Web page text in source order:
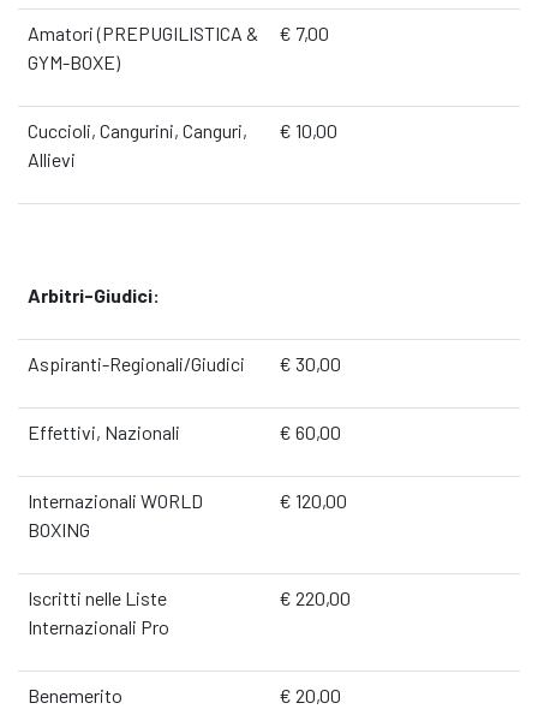
Amatori (PREPUGILISTICA &
GYM-BOXE)
€ 7,00
Cuccioli, Cangurini, Canguri,
Allievi
€ 10,00
Arbitri-Giudici:
Aspiranti-Regionali/Giudici € 30,00
Effettivi, Nazionali € 60,00
Internazionali WORLD
BOXING
€ 120,00
Iscritti nelle Liste
Internazionali Pro
€ 220,00
Benemerito € 20,00